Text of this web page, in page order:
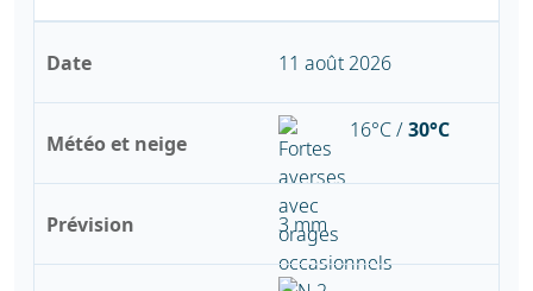
Date
Météo et neige
Prévision
11 août 2026
16°C /30°C
3 mm